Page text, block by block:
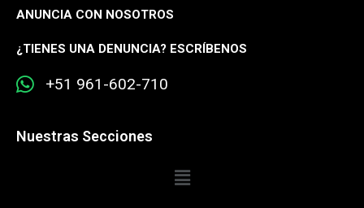
ANUNCIA CON NOSOTROS
¿TIENES UNA DENUNCIA? ESCRÍBENOS
+51 961-602-710
Nuestras Secciones